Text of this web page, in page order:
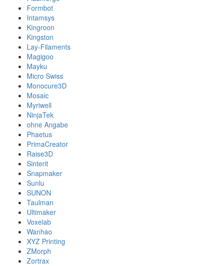
Formbot
Intamsys
Kingroon
Kingston
Lay-Filaments
Magigoo
Mayku
Micro Swiss
Monocure3D
Mosaic
Myriwell
NinjaTek
ohne Angabe
Phaetus
PrimaCreator
Raise3D
Sinterit
Snapmaker
Sunlu
SUNON
Taulman
Ultimaker
Voxelab
Wanhao
XYZ Printing
ZMorph
Zortrax